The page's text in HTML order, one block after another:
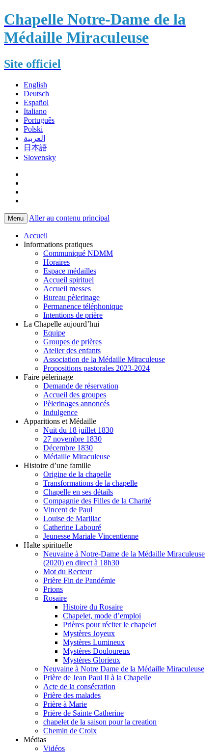
Chapelle Notre-Dame de la
Médaille Miraculeuse
Site officiel
English
Deutsch
Español
Italiano
Português
Polski
العربية
日本語
Slovensky
Menu Aller au contenu principal
Accueil
Informations pratiques
Communiqué NDMM
Horaires
Espace médailles
Accueil spirituel
Accueil messes
Bureau pèlerinage
Permanence téléphonique
Intentions de prière
La Chapelle aujourd’hui
Equipe
Groupes de prières
Atelier des enfants
Association de la Médaille Miraculeuse
Propositions pastorales 2023-2024
Faire pèlerinage
Demande de réservation
Accueil des groupes
Pèlerinages annoncés
Indulgence
Apparitions et Médaille
Nuit du 18 juillet 1830
27 novembre 1830
Décembre 1830
Médaille Miraculeuse
Histoire d’une famille
Origine de la chapelle
Transformations de la chapelle
Chapelle en ses détails
Compagnie des Filles de la Charité
Vincent de Paul
Louise de Marillac
Catherine Labouré
Jeunesse Mariale Vincentienne
Halte spirituelle
Neuvaine à Notre-Dame de la Médaille Miraculeuse
(2020) en direct à 18h30
Mot du Recteur
Prière Fin de Pandémie
Prions
Rosaire
Histoire du Rosaire
Chapelet, mode d’emploi
Prières pour réciter le chapelet
Mystères Joyeux
Mystères Lumineux
Mystères Douloureux
Mystères Glorieux
Neuvaine à Notre Dame de la Médaille Miraculeuse
Prière de Jean Paul II à la Chapelle
Acte de la consécration
Prière des malades
Prière à Marie
Prière de Sainte Catherine
chapelet de la saison pour la creation
Chemin de Croix
Médias
Vidéos